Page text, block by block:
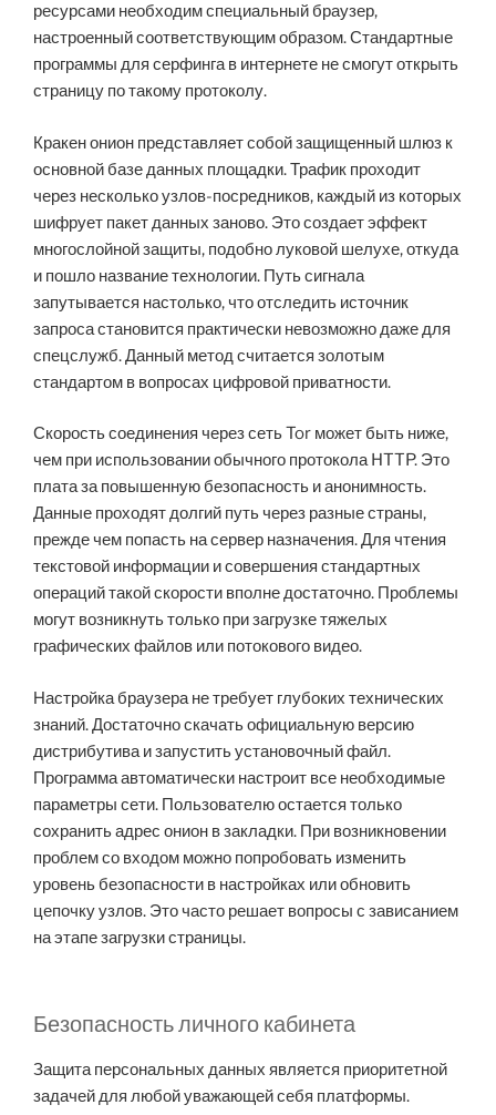
ресурсами необходим специальный браузер,
настроенный соответствующим образом. Стандартные
программы для серфинга в интернете не смогут открыть
страницу по такому протоколу.
Кракен онион представляет собой защищенный шлюз к
основной базе данных площадки. Трафик проходит
через несколько узлов-посредников, каждый из которых
шифрует пакет данных заново. Это создает эффект
многослойной защиты, подобно луковой шелухе, откуда
и пошло название технологии. Путь сигнала
запутывается настолько, что отследить источник
запроса становится практически невозможно даже для
спецслужб. Данный метод считается золотым
стандартом в вопросах цифровой приватности.
Скорость соединения через сеть Tor может быть ниже,
чем при использовании обычного протокола HTTP. Это
плата за повышенную безопасность и анонимность.
Данные проходят долгий путь через разные страны,
прежде чем попасть на сервер назначения. Для чтения
текстовой информации и совершения стандартных
операций такой скорости вполне достаточно. Проблемы
могут возникнуть только при загрузке тяжелых
графических файлов или потокового видео.
Настройка браузера не требует глубоких технических
знаний. Достаточно скачать официальную версию
дистрибутива и запустить установочный файл.
Программа автоматически настроит все необходимые
параметры сети. Пользователю остается только
сохранить адрес онион в закладки. При возникновении
проблем со входом можно попробовать изменить
уровень безопасности в настройках или обновить
цепочку узлов. Это часто решает вопросы с зависанием
на этапе загрузки страницы.
Безопасность личного кабинета
Защита персональных данных является приоритетной
задачей для любой уважающей себя платформы.